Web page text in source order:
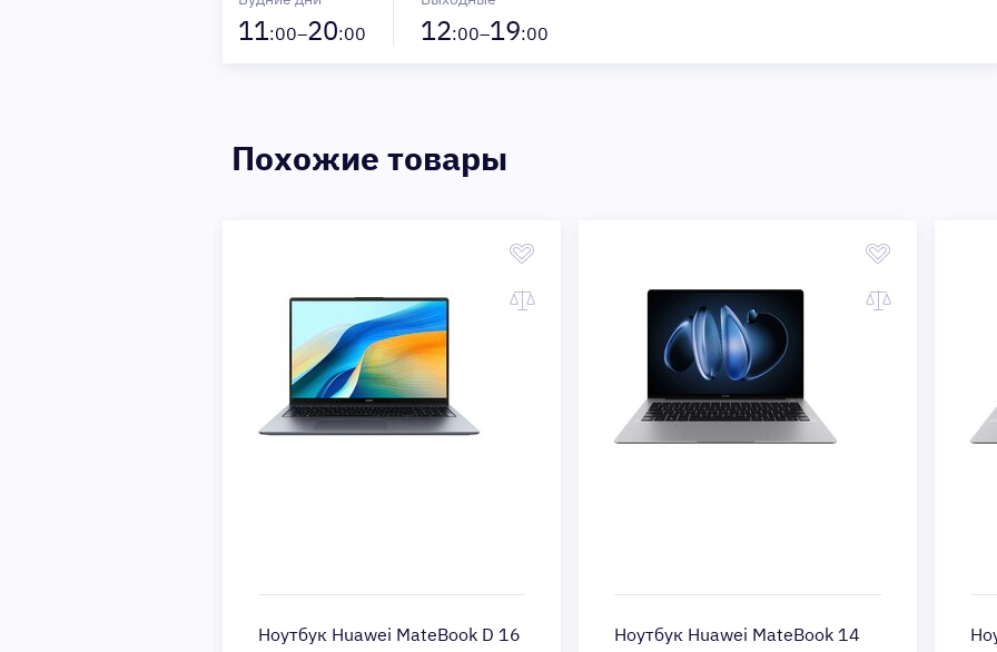
11:00–20:00 12:00–19:00
Похожие товары
Ноутбук Huawei MateBook D 16
Ноутбук Huawei MateBook 14